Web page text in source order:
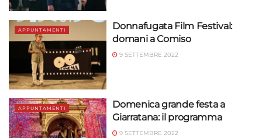
APPUNTAMENTI
Donnafugata Film Festival:
domani a Comiso
9 SETTEMBRE 2022
APPUNTAMENTI
Domenica grande festa a
Giarratana: il programma
9 SETTEMBRE 2022